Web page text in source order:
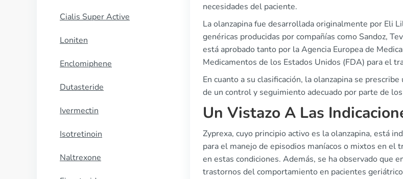
Cialis Super Active
Loniten
Enclomiphene
Dutasteride
Ivermectin
Isotretinoin
Naltrexone
necesidades del paciente.
La olanzapina fue desarrollada originalmente por Eli
genéricas producidas por compañías como Sandoz,
está aprobado tanto por la Agencia Europea de
Medicamentos de los Estados Unidos (FDA) para el
En cuanto a su clasificación, la olanzapina se
de un control y seguimiento adecuado por parte de
Un Vistazo A Las
Zyprexa, cuyo principio activo es la olanzapina, está
para el manejo de episodios maníacos o mixtos en
en estas condiciones. Además, se ha observado que
trastornos del comportamiento en pacientes